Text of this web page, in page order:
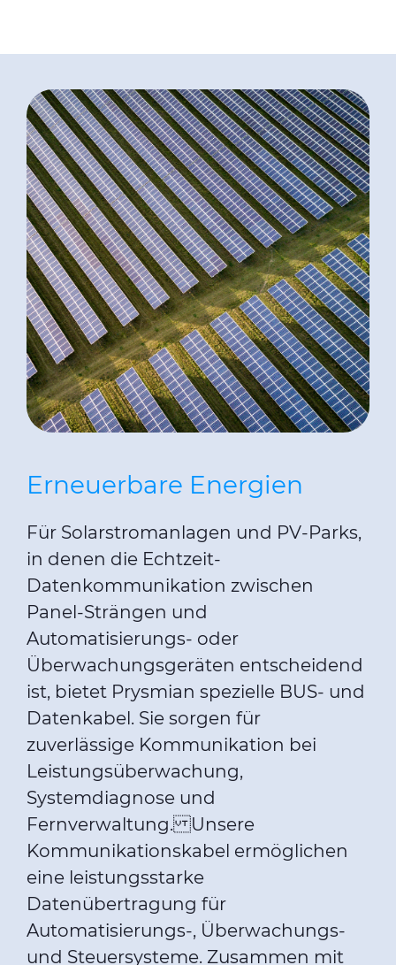
Erneuerbare Energien
Für Solarstromanlagen und PV-Parks,
in denen die Echtzeit-
Datenkommunikation zwischen
Panel-Strängen und
Automatisierungs- oder
Überwachungsgeräten entscheidend
ist, bietet Prysmian spezielle BUS- und
Datenkabel. Sie sorgen für
zuverlässige Kommunikation bei
Leistungsüberwachung,
Systemdiagnose und
Fernverwaltung. Unsere
Kommunikationskabel ermöglichen
eine leistungsstarke
Datenübertragung für
Automatisierungs-, Überwachungs-
und Steuersysteme. Zusammen mit